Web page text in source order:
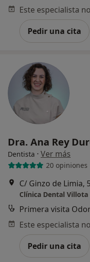
Pedir una cita
Dra. Ana Rey
Dentista · Ver más
20 opiniones
C/ Ginzo de Limia,
Clínica Dental Villota
Primera visita
Pedir una cita